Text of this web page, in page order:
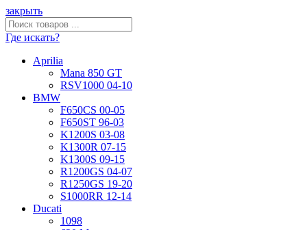
закрыть
Где искать?
Aprilia
Mana 850 GT
RSV1000 04-10
BMW
F650CS 00-05
F650ST 96-03
K1200S 03-08
K1300R 07-15
K1300S 09-15
R1200GS 04-07
R1250GS 19-20
S1000RR 12-14
Ducati
1098